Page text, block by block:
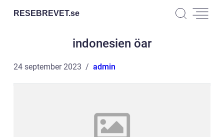
RESEBREVET.se
indonesien öar
24 september 2023 admin